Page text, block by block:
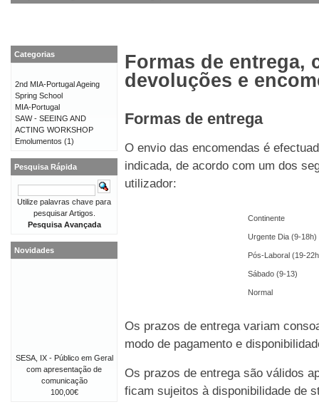
Formas de entrega,
devoluções e
Formas de entrega
O envio das encomendas é
indicada, de acordo com um dos
utilizador:
Continente
Urgente Dia (9-18h)
Pós-Laboral (19-
Sábado (9-13)
Normal
Os prazos de entrega variam
modo de pagamento e
Os prazos de entrega são válidos
ficam sujeitos à disponibilidade de
Categorias
2nd MIA-Portugal Ageing
Spring School
MIA-Portugal
SAW - SEEING AND
ACTING WORKSHOP
Emolumentos (1)
Pesquisa Rápida
Utilize palavras chave para
pesquisar Artigos.
Pesquisa Avançada
Novidades
SESA, IX - Público em Geral
com apresentação de
comunicação
100,00€